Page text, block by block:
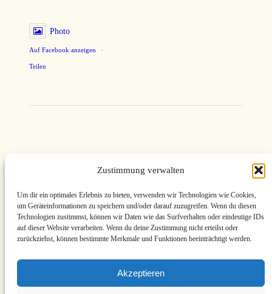
Zustimmung verwalten
Um dir ein optimales Erlebnis zu bieten, verwenden wir Technologien wie Cookies,
um Geräteinformationen zu speichern und/oder darauf zuzugreifen. Wenn du diesen
Technologien zustimmst, können wir Daten wie das Surfverhalten oder eindeutige IDs
auf dieser Website verarbeiten. Wenn du deine Zustimmung nicht erteilst oder
zurückziehst, können bestimmte Merkmale und Funktionen beeinträchtigt werden.
Akzeptieren
Photo
Auf Facebook anzeigen ·
Teilen
MV-Kunstgalerie
· Maler der
Blauen Stunde
aus
Mecklenburg-